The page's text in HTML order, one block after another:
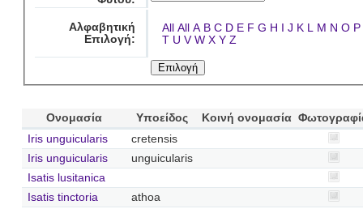
Αλφαβητική
Επιλογή:
All All A B C D E F G H I J K L M N O P
T U V W X Y Z
Ονομασία Υποείδος Κοινή ονομασία
Iris unguicularis
cretensis
Iris unguicularis
unguicularis
Isatis lusitanica
Isatis tinctoria
athoa